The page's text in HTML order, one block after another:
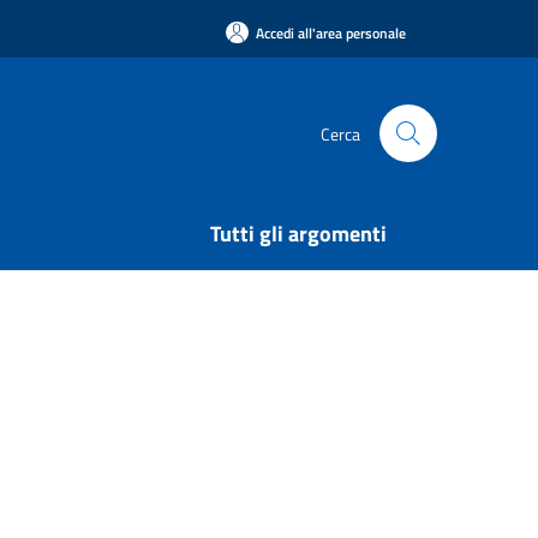
Accedi all'area personale
Cerca
Tutti gli argomenti